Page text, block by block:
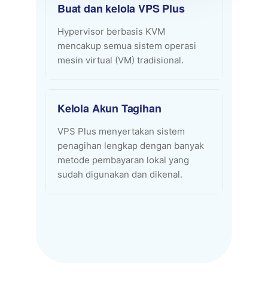
Buat dan kelola VPS Plus
Hypervisor berbasis KVM
mencakup semua sistem operasi
mesin virtual (VM) tradisional.
Kelola Akun Tagihan
VPS Plus menyertakan sistem
penagihan lengkap dengan banyak
metode pembayaran lokal yang
sudah digunakan dan dikenal.